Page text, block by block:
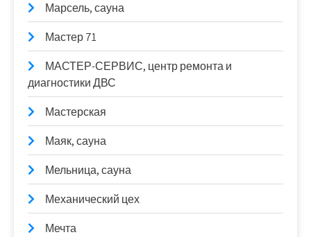
Марсель, сауна
Мастер 71
МАСТЕР-СЕРВИС, центр ремонта и
диагностики ДВС
Мастерская
Маяк, сауна
Мельница, сауна
Механический цех
Мечта